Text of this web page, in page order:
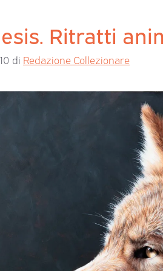
Ritratti
di Redazione Collezionare